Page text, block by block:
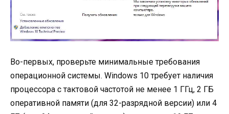
Во-первых, проверьте минимальные требования
операционной системы. Windows 10 требует наличия
процессора с тактовой частотой не менее 1 ГГц, 2 ГБ
оперативной памяти (для 32-разрядной версии) или 4